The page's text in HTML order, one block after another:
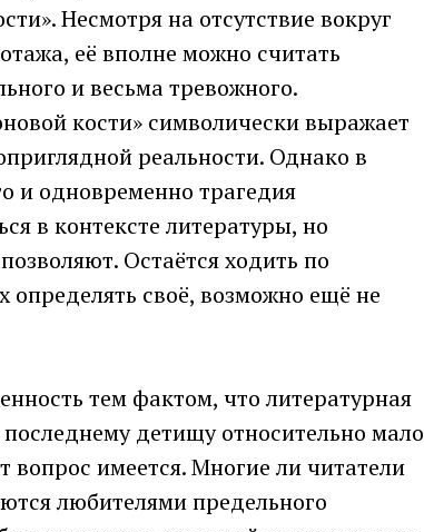
Несмотря на отсутствие вокруг
её вполне можно считать
и весьма тревожного.
кости» символически выражает
реальности. Однако в
и одновременно трагедия
в контексте литературы, но
Остаётся ходить по
своё, возможно ещё не
тем фактом, что литературная
детищу относительно мало
вопрос имеется. Многие ли читатели
любителями предельного